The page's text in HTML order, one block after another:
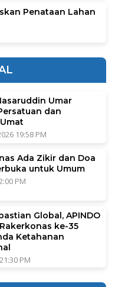
Penataan Lahan
Umar
dan
19:58 PM
Ada Zikir dan Doa
untuk Umum
PM
Global, APINDO
ke-35
Ketahanan
PM